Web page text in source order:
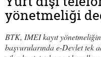
yönetmeliği
BTK, IMEI kayıt
başvurularında e-Devlet tek